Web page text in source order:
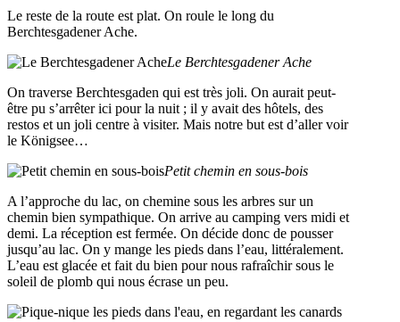
Le reste de la route est plat. On roule le long du
Berchtesgadener Ache.
Le Berchtesgadener Ache
On traverse Berchtesgaden qui est très joli. On aurait peut-
être pu s’arrêter ici pour la nuit ; il y avait des hôtels, des
restos et un joli centre à visiter. Mais notre but est d’aller voir
le Königsee…
Petit chemin en sous-bois
A l’approche du lac, on chemine sous les arbres sur un
chemin bien sympathique. On arrive au camping vers midi et
demi. La réception est fermée. On décide donc de pousser
jusqu’au lac. On y mange les pieds dans l’eau, littéralement.
L’eau est glacée et fait du bien pour nous rafraîchir sous le
soleil de plomb qui nous écrase un peu.